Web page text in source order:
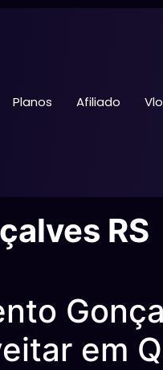
Planos Afiliado
RS
em